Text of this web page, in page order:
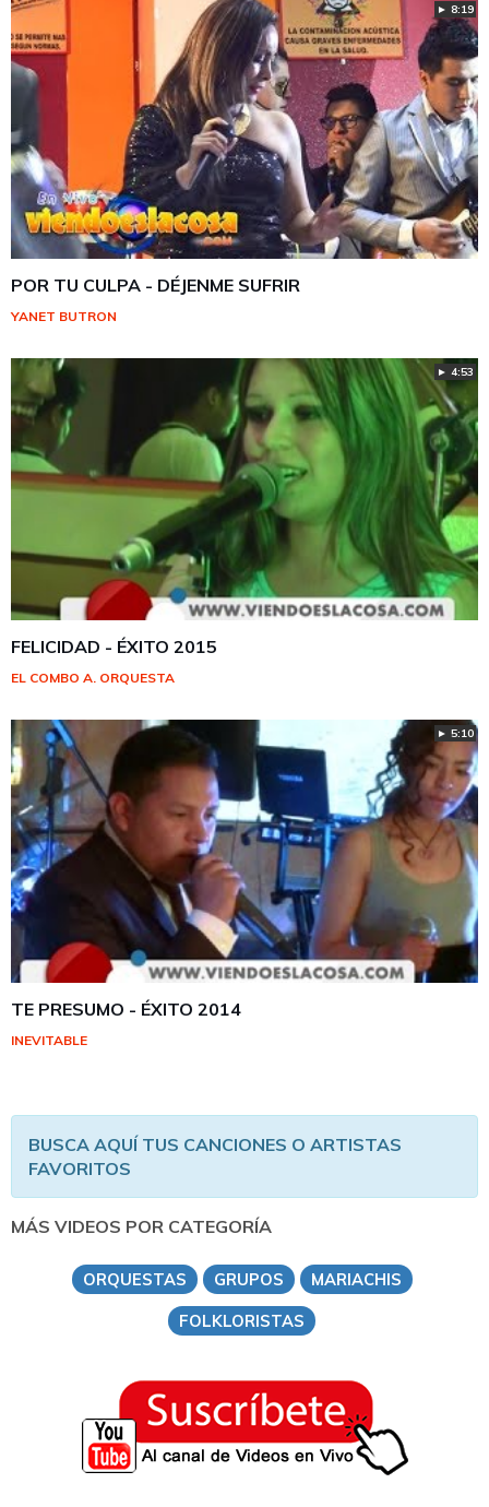
► 8:19
POR TU CULPA - DÉJENME SUFRIR
YANET BUTRON
► 4:53
FELICIDAD - ÉXITO 2015
EL COMBO A. ORQUESTA
► 5:10
TE PRESUMO - ÉXITO 2014
INEVITABLE
BUSCA AQUÍ TUS CANCIONES O ARTISTAS
FAVORITOS
MÁS VIDEOS POR CATEGORÍA
ORQUESTAS GRUPOS
MARIACHIS
FOLKLORISTAS